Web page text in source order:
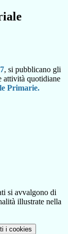
, si pubblicano gli
attività quotidiane
Primarie.
si avvalgono di
illustrate nella
i cookies